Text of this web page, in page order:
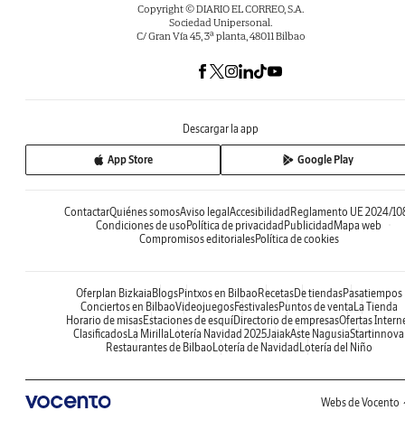
Copyright © DIARIO EL CORREO, S.A.
Sociedad Unipersonal.
C/ Gran Vía 45, 3ª planta, 48011 Bilbao
Descargar la app
App Store Google Play
ContactarQuiénes somosAviso legal Accesibilidad Reglamento UE 2024/
Condiciones de uso Política de privacidad Publicidad Mapa web
Compromisos editorialesPolítica de cookies
Oferplan Bizkaia BlogsPintxos en Bilbao RecetasDe tiendasPasatiempos
Conciertos en BilbaoVideojuegosFestivalesPuntos de venta La Tienda
Horario de misasEstaciones de esquíDirectorio de empresasOfertas
Clasificados La Mirilla Lotería Navidad 2025JaiakAste NagusiaStartinnova
Restaurantes de Bilbao Lotería de Navidad Lotería del Niño
Webs de Vocento